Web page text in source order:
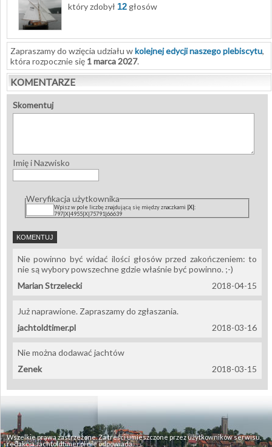
który zdobył 12 głosów
Zapraszamy do wzięcia udziału wkolejnej edycji naszego plebiscytu,
która rozpocznie się 1 marca 2027.
KOMENTARZE
Skomentuj
Imię i Nazwisko
Weryfikacja użytkownika
Wpisz w pole liczbę znajdującą się między znaczkami |X| :
797|X|4955|X|75791|66639
Nie powinno być widać ilości głosów przed zakończeniem: to
nie są wybory powszechne gdzie właśnie być powinno. ;-)
2018-04-15
Marian Strzelecki
Już naprawione. Zapraszamy do zgłaszania.
2018-03-16
jachtoldtimer.pl
Nie można dodawać jachtów
2018-03-15
Zenek
Wszelkie prawa zastrzeżone. Za treści umieszczone przez użytkowników serwisu,
redakcja Jachtoldtimer.pl nie odpowiada.